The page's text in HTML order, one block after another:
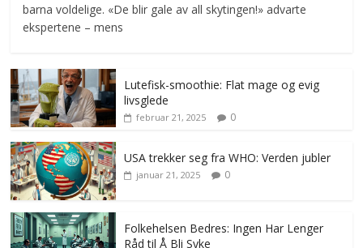
barna voldelige. «De blir gale av all skytingen!» advarte
ekspertene – mens
Lutefisk-smoothie: Flat mage og evig
livsglede
februar 21, 2025 0
USA trekker seg fra WHO: Verden jubler
januar 21, 2025 0
Folkehelsen Bedres: Ingen Har Lenger
Råd til Å Bli Syke